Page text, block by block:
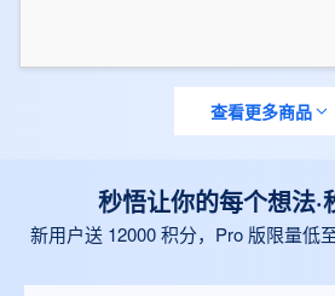
查看更多商品
秒悟让你的每个想法·
新用户送 12000 积分，Pro 版限量低